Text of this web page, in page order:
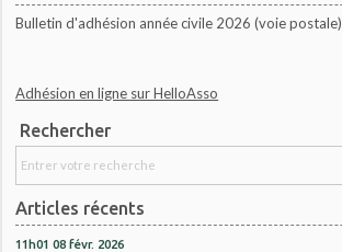
Bulletin d'adhésion année civile 2026 (voie postale)
Adhésion en ligne sur HelloAsso
Rechercher
Articles récents
11h01 08 févr. 2026